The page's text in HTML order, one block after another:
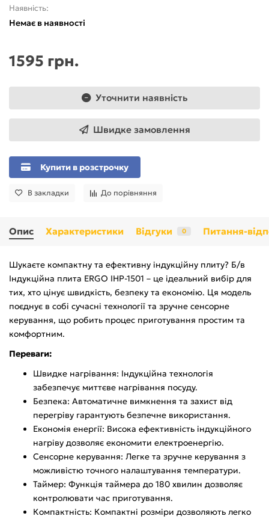
Наявність:
Немає в наявності
1595 грн.
Уточнити наявність
Швидке замовлення
Купити в розстрочку
В закладки До порівняння
Опис Характеристики Відгуки 0 Питання-
Шукаєте компактну та ефективну індукційну плиту? Б/в
Індукційна плита ERGO IHP-1501 – це ідеальний вибір для
тих, хто цінує швидкість, безпеку та економію. Ця модель
поєднує в собі сучасні технології та зручне сенсорне
керування, що робить процес приготування простим та
комфортним.
Переваги:
Швидке нагрівання: Індукційна технологія
забезпечує миттєве нагрівання посуду.
Безпека: Автоматичне вимкнення та захист від
перегріву гарантують безпечне використання.
Економія енергії: Висока ефективність індукційного
нагріву дозволяє економити електроенергію.
Сенсорне керування: Легке та зручне керування з
можливістю точного налаштування температури.
Таймер: Функція таймера до 180 хвилин дозволяє
контролювати час приготування.
Компактність: Компактні розміри дозволяють легко